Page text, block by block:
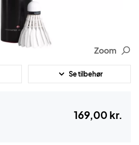
Zoom
Se tilbehør
169,00 kr.